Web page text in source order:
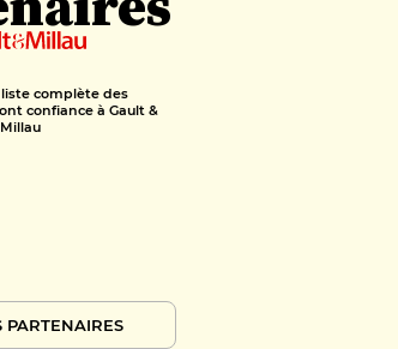
complète des
confiance à Gault &
Millau
PARTENAIRES